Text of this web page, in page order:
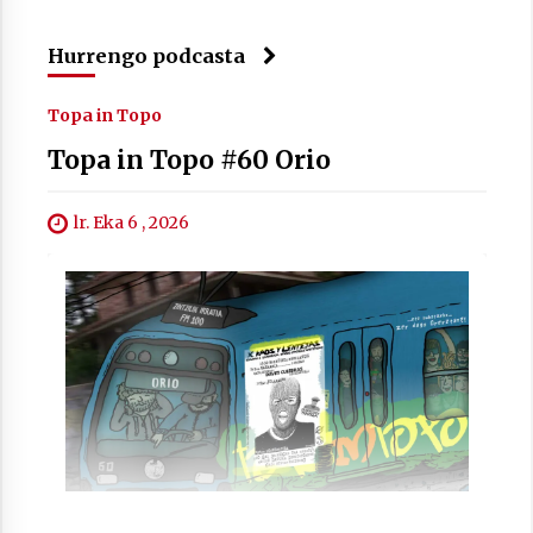
Hurrengo podcasta
Topa in Topo
Topa in Topo #60 Orio
lr. Eka 6 , 2026